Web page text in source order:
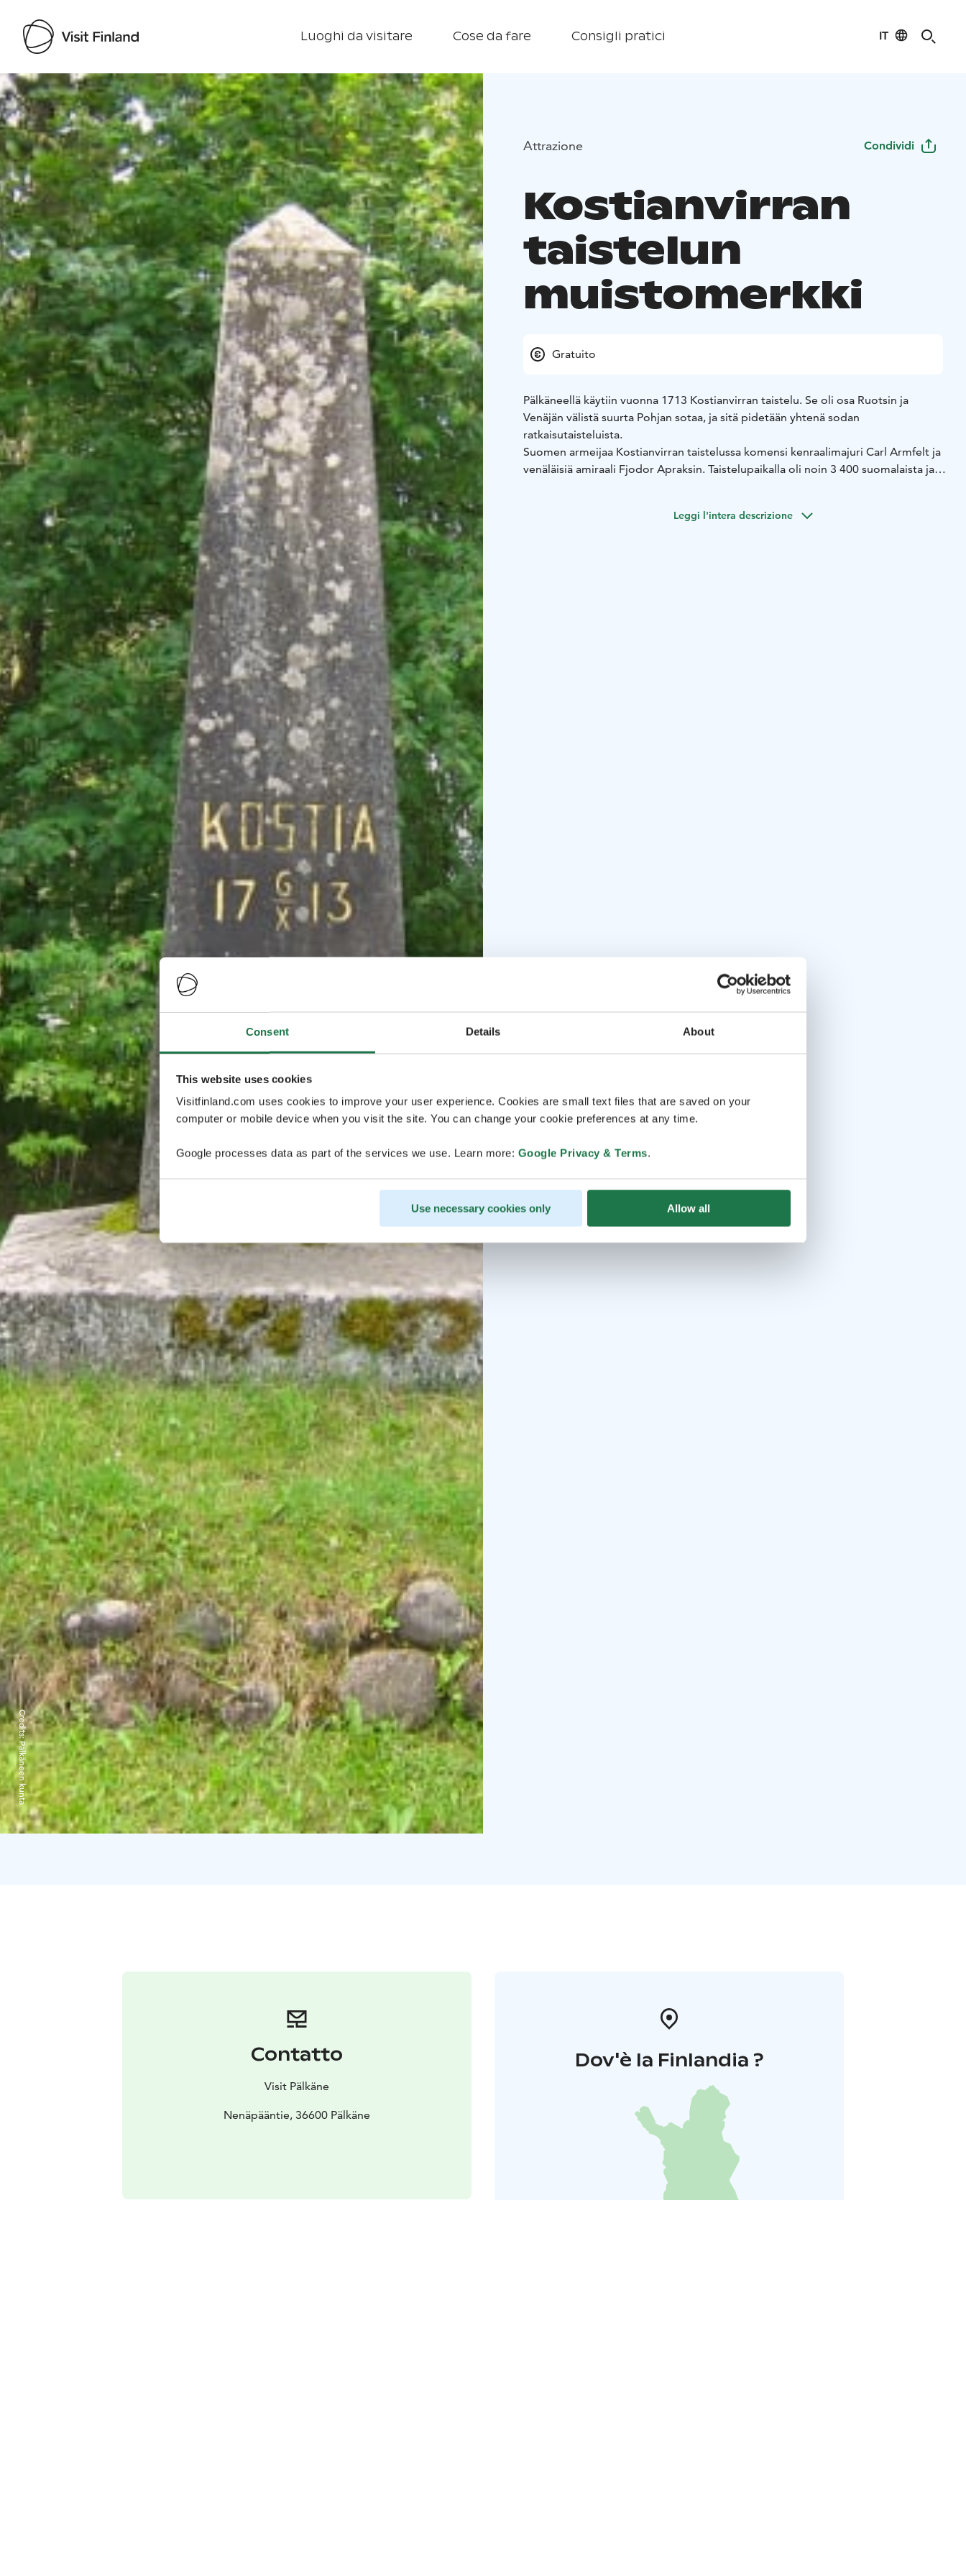
Consent Details About
This website uses cookies
Visitfinland.com uses cookies to improve your user experience. Cookies are small text files that are saved on your
computer or mobile device when you visit the site. You can change your cookie preferences at any time.
Google processes data as part of the services we use. Learn more: Google Privacy & Terms.
Use necessary cookies only Allow all
Luoghi da visitare Cose da fare Consigli pratici IT
Visit Finland
Credits:
Pälkäneen kunta
Attrazione Condividi
Kostianvirran
taistelun
muistomerkki
Gratuito
Pälkäneellä käytiin vuonna 1713 Kostianvirran taistelu. Se oli osa Ruotsin ja
Venäjän välistä suurta Pohjan sotaa, ja sitä pidetään yhtenä sodan
ratkaisutaisteluista.
Suomen armeijaa Kostianvirran taistelussa komensi kenraalimajuri Carl Armfelt ja
venäläisiä amiraali Fjodor Apraksin. Taistelupaikalla oli noin 3 400 suomalaista ja
Leggi l'intera descrizione
Contatto
Visit Pälkäne
Nenäpääntie, 36600 Pälkäne
Dov'è la Finlandia ?